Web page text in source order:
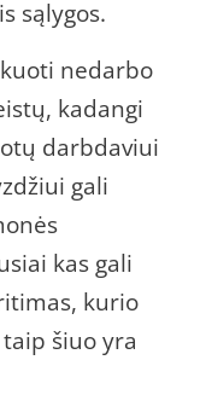
sąlygos.
nedarbo
kadangi
darbdaviui
gali
kas gali
kurio
šiuo yra